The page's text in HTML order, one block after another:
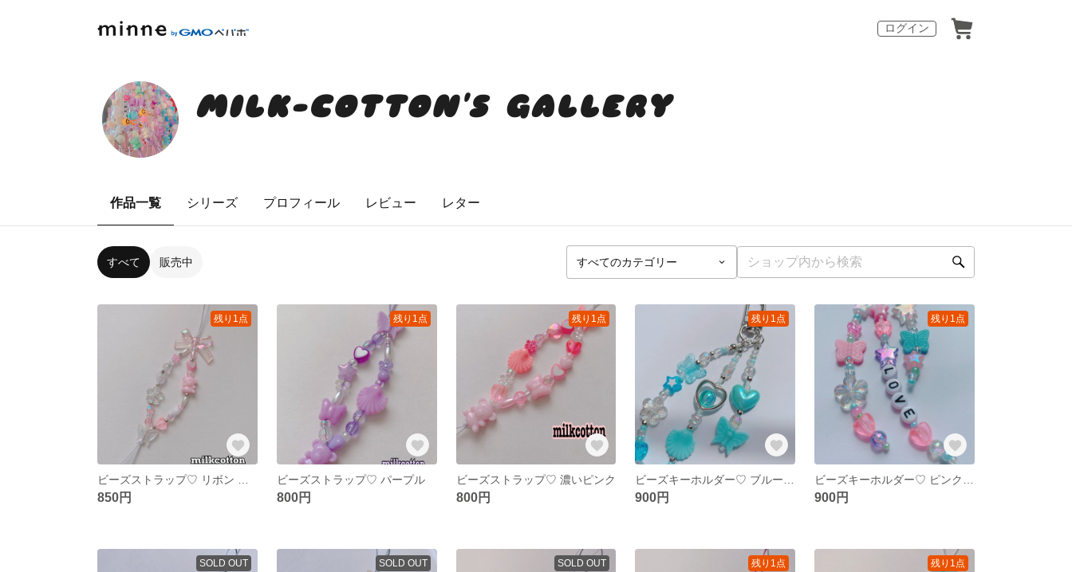
ログイン
MILK-COTTON'S GALLERY
作品一覧 シリーズ プロフィール レビュー レター
すべて 販売中
残り1点
850円
残り1点
ビーズストラップ♡ パープル
800円
残り1点
ビーズストラップ♡ 濃いピンク
800円
残り1点
900円
残り1点
900円
SOLD OUT SOLD OUT SOLD OUT 残り1点 残り1点